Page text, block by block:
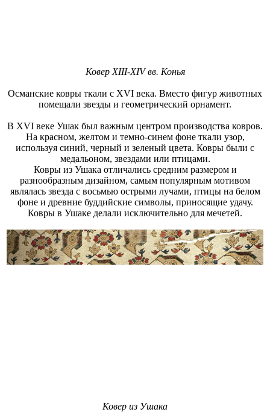
Ковер XIII-XIV вв. Конья
Османские ковры ткали с XVI века. Вместо фигур животных
помещали звезды и геометрический орнамент.
В XVI веке Ушак был важным центром производства ковров.
На красном, желтом и темно-синем фоне ткали узор,
используя синий, черный и зеленый цвета. Ковры были с
медальоном, звездами или птицами.
Ковры из Ушака отличались средним размером и
разнообразным дизайном, самым популярным мотивом
являлась звезда с восьмью острыми лучами, птицы на белом
фоне и древние буддийские символы, приносящие удачу.
Ковры в Ушаке делали исключительно для мечетей.
Ковер из Ушака